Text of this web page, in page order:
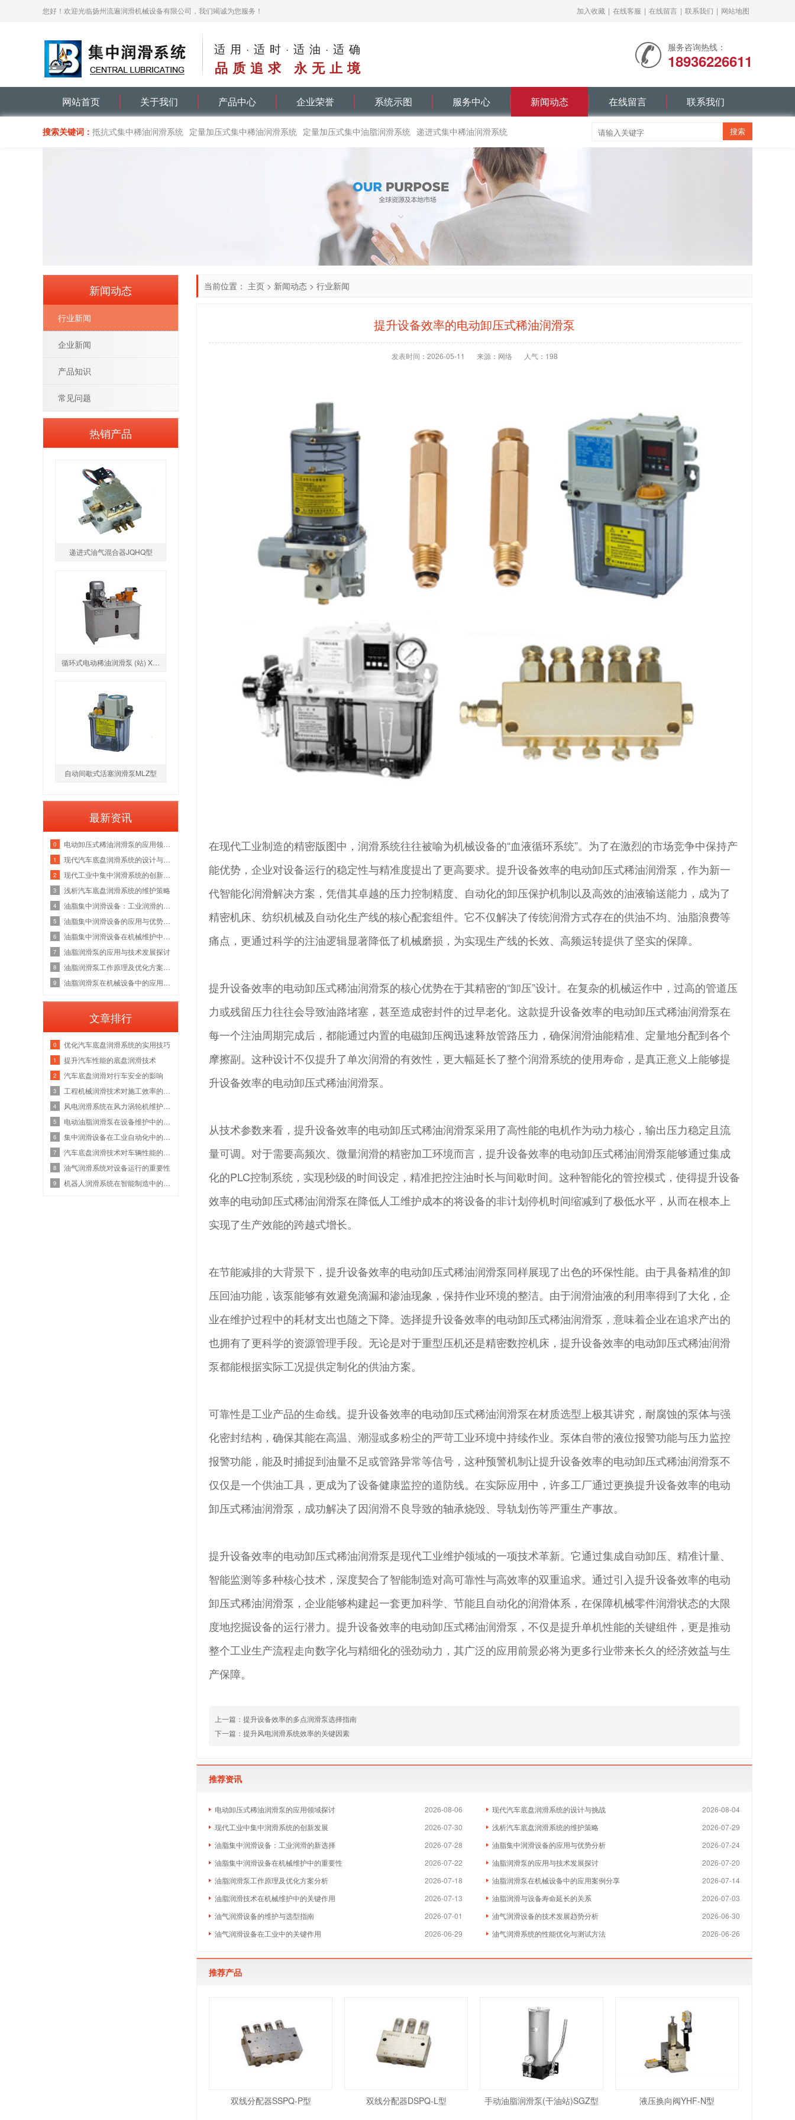
您好！欢迎光临扬州流遍润滑机械设备有限公司，我们竭诚为您服务！ 加入收藏 | 在线客服 | 在线留言 | 联系我们 | 网站地图
适用·适时·适油·适确
品质追求 永无止境
服务咨询热线：
18936226611
网站首页 关于我们 产品中心 企业荣誉 系统示图 服务中心 新闻动态 在线留言 联系我们
搜索关键词： 抵抗式集中稀油润滑系统 定量加压式集中稀油润滑系统 定量加压式集中油脂润滑系统 递进式集中稀油润滑系统
当前位置： 主页 > 新闻动态 > 行业新闻
提升设备效率的电动卸压式稀油润滑泵
发表时间：2026-05-11 来源：网络 人气： 198
在现代工业制造的精密版图中，润滑系统往往被喻为机械设备的“血液循环系统”。为了在激烈的市场竞争中保持产
能优势，企业对设备运行的稳定性与精准度提出了更高要求。提升设备效率的电动卸压式稀油润滑泵，作为新一
代智能化润滑解决方案，凭借其卓越的压力控制精度、自动化的卸压保护机制以及高效的油液输送能力，成为了
精密机床、纺织机械及自动化生产线的核心配套组件。它不仅解决了传统润滑方式存在的供油不均、油脂浪费等
痛点，更通过科学的注油逻辑显著降低了机械磨损，为实现生产线的长效、高频运转提供了坚实的保障。
提升设备效率的电动卸压式稀油润滑泵的核心优势在于其精密的“卸压”设计。在复杂的机械运作中，过高的管道压
力或残留压力往往会导致油路堵塞，甚至造成密封件的过早老化。这款提升设备效率的电动卸压式稀油润滑泵在
每一个注油周期完成后，都能通过内置的电磁卸压阀迅速释放管路压力，确保润滑油能精准、定量地分配到各个
摩擦副。这种设计不仅提升了单次润滑的有效性，更大幅延长了整个润滑系统的使用寿命，是真正意义上能够提
升设备效率的电动卸压式稀油润滑泵。
从技术参数来看，提升设备效率的电动卸压式稀油润滑泵采用了高性能的电机作为动力核心，输出压力稳定且流
量可调。对于需要高频次、微量润滑的精密加工环境而言，提升设备效率的电动卸压式稀油润滑泵能够通过集成
化的PLC控制系统，实现秒级的时间设定，精准把控注油时长与间歇时间。这种智能化的管控模式，使得提升设备
效率的电动卸压式稀油润滑泵在降低人工维护成本的将设备的非计划停机时间缩减到了极低水平，从而在根本上
实现了生产效能的跨越式增长。
在节能减排的大背景下，提升设备效率的电动卸压式稀油润滑泵同样展现了出色的环保性能。由于具备精准的卸
压回油功能，该泵能够有效避免滴漏和渗油现象，保持作业环境的整洁。由于润滑油液的利用率得到了大化，企
业在维护过程中的耗材支出也随之下降。选择提升设备效率的电动卸压式稀油润滑泵，意味着企业在追求产出的
也拥有了更科学的资源管理手段。无论是对于重型压机还是精密数控机床，提升设备效率的电动卸压式稀油润滑
泵都能根据实际工况提供定制化的供油方案。
可靠性是工业产品的生命线。提升设备效率的电动卸压式稀油润滑泵在材质选型上极其讲究，耐腐蚀的泵体与强
化密封结构，确保其能在高温、潮湿或多粉尘的严苛工业环境中持续作业。泵体自带的液位报警功能与压力监控
报警功能，能及时捕捉到油量不足或管路异常等信号，这种预警机制让提升设备效率的电动卸压式稀油润滑泵不
仅仅是一个供油工具，更成为了设备健康监控的道防线。在实际应用中，许多工厂通过更换提升设备效率的电动
卸压式稀油润滑泵，成功解决了因润滑不良导致的轴承烧毁、导轨划伤等严重生产事故。
提升设备效率的电动卸压式稀油润滑泵是现代工业维护领域的一项技术革新。它通过集成自动卸压、精准计量、
智能监测等多种核心技术，深度契合了智能制造对高可靠性与高效率的双重追求。通过引入提升设备效率的电动
卸压式稀油润滑泵，企业能够构建起一套更加科学、节能且自动化的润滑体系，在保障机械零件润滑状态的大限
度地挖掘设备的运行潜力。提升设备效率的电动卸压式稀油润滑泵，不仅是提升单机性能的关键组件，更是推动
整个工业生产流程走向数字化与精细化的强劲动力，其广泛的应用前景必将为更多行业带来长久的经济效益与生
产保障。
上一篇：提升设备效率的多点润滑泵选择指南
下一篇：提升风电润滑系统效率的关键因素
推荐资讯
2026-08-06
电动卸压式稀油润滑泵的应用领域探讨 2026-08-04
现代汽车底盘润滑系统的设计与挑战
2026-07-30
现代工业中集中润滑系统的创新发展 2026-07-29
浅析汽车底盘润滑系统的维护策略
2026-07-28
油脂集中润滑设备：工业润滑的新选择 2026-07-24
油脂集中润滑设备的应用与优势分析
2026-07-22
油脂集中润滑设备在机械维护中的重要性 2026-07-20
油脂润滑泵的应用与技术发展探讨
2026-07-18
油脂润滑泵工作原理及优化方案分析 2026-07-14
油脂润滑泵在机械设备中的应用案例分享
2026-07-13
油脂润滑技术在机械维护中的关键作用 2026-07-03
油脂润滑与设备寿命延长的关系
2026-07-01
油气润滑设备的维护与选型指南 2026-06-30
油气润滑设备的技术发展趋势分析
2026-06-29
油气润滑设备在工业中的关键作用 2026-06-26
油气润滑系统的性能优化与测试方法
推荐产品
双线分配器SSPQ-P型 双线分配器DSPQ-L型 手动油脂润滑泵(干油站)SGZ型 液压换向阀YHF-N型
新闻动态
行业新闻
企业新闻
产品知识
常见问题
热销产品
递进式油气混合器JQHQ型
自动间歇式活塞润滑泵MLZ型
最新资讯
0
1
2
3 浅析汽车底盘润滑系统的维护策略
4
5
6
7 油脂润滑泵的应用与技术发展探讨
8
9
文章排行
0 优化汽车底盘润滑系统的实用技巧
1 提升汽车性能的底盘润滑技术
2 汽车底盘润滑对行车安全的影响
3
4
5
6
7
8 油气润滑系统对设备运行的重要性
9